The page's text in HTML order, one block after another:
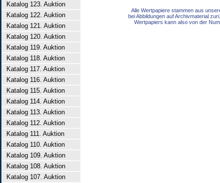
Katalog 123. Auktion
Katalog 122. Auktion
Katalog 121. Auktion
Katalog 120. Auktion
Katalog 119. Auktion
Katalog 118. Auktion
Katalog 117. Auktion
Katalog 116. Auktion
Katalog 115. Auktion
Katalog 114. Auktion
Katalog 113. Auktion
Katalog 112. Auktion
Katalog 111. Auktion
Katalog 110. Auktion
Katalog 109. Auktion
Katalog 108. Auktion
Katalog 107. Auktion
Alle Wertpapiere stammen aus
bei Abbildungen auf Archivmaterial
Wertpapiers kann also von der